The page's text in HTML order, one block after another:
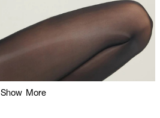
Show More